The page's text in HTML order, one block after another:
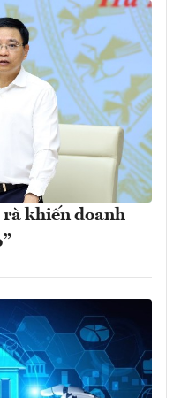
khiến doanh